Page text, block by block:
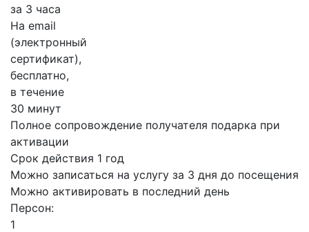
за 3 часа
На email
(электронный
сертификат),
бесплатно,
в течение
30 минут
Полное сопровождение получателя подарка при
активации
Срок действия 1 год
Можно записаться на услугу за 3 дня до посещения
Можно активировать в последний день
Персон:
1